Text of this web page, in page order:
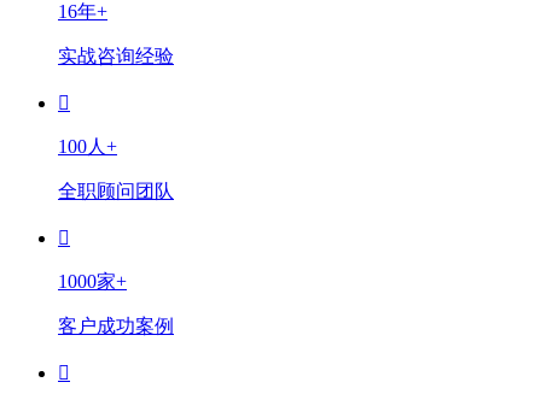
16年+
实战咨询经验
100人+
全职顾问团队
1000家+
客户成功案例